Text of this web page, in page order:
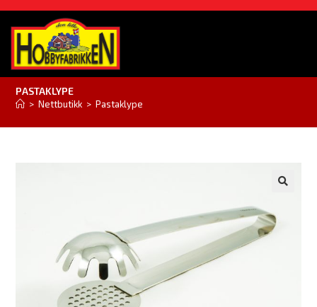
PASTAKLYPE
> Nettbutikk > Pastaklype